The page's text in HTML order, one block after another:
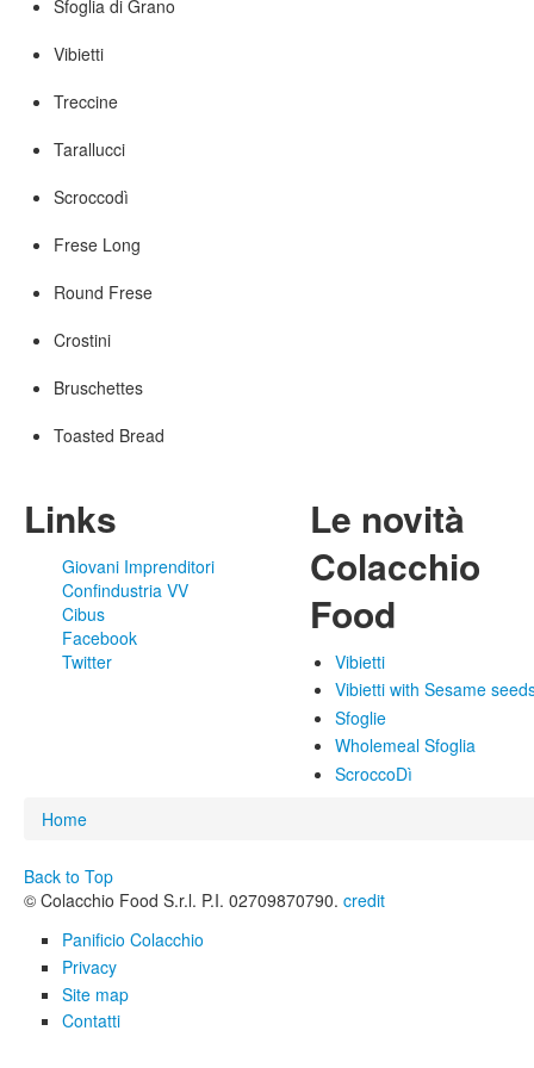
Sfoglia di Grano
Vibietti
Treccine
Tarallucci
Scroccodì
Frese Long
Round Frese
Crostini
Bruschettes
Toasted Bread
Links
Giovani Imprenditori
Confindustria VV
Cibus
Facebook
Twitter
Le novità
Colacchio
Food
Vibietti
Vibietti with Sesame
Sfoglie
Wholemeal Sfoglia
ScroccoDì
You are here
Home
Back to Top
© Colacchio Food S.r.l. P.I. 02709870790. credit
Panificio Colacchio
Privacy
Site map
Contatti